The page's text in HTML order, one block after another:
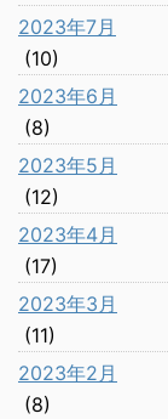
2023年7月
(10)
2023年6月
(8)
2023年5月
(12)
2023年4月
(17)
2023年3月
(11)
2023年2月
(8)